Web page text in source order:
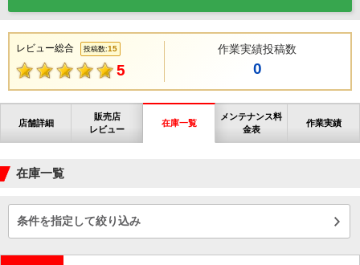
レビュー総合 投稿数:15
5
作業実績投稿数
0
店舗詳細
販売店
レビュー
在庫一覧
メンテナンス料
金表
作業実績
在庫一覧
条件を指定して絞り込み